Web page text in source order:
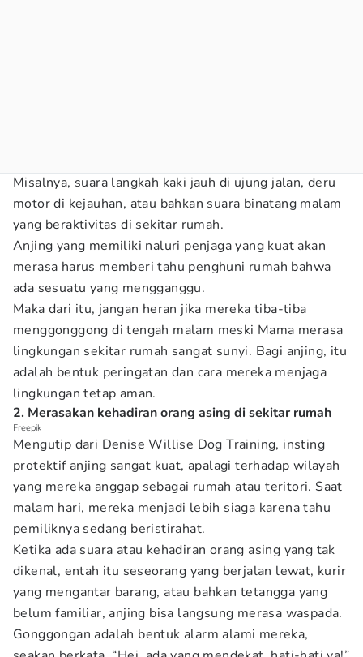
Misalnya, suara langkah kaki jauh di ujung jalan, deru
motor di kejauhan, atau bahkan suara binatang malam
yang beraktivitas di sekitar rumah.
Anjing yang memiliki naluri penjaga yang kuat akan
merasa harus memberi tahu penghuni rumah bahwa
ada sesuatu yang mengganggu.
Maka dari itu, jangan heran jika mereka tiba-tiba
menggonggong di tengah malam meski Mama merasa
lingkungan sekitar rumah sangat sunyi. Bagi anjing, itu
adalah bentuk peringatan dan cara mereka menjaga
lingkungan tetap aman.
2. Merasakan kehadiran orang asing di sekitar rumah
Freepik
Mengutip dari Denise Willise Dog Training, insting
protektif anjing sangat kuat, apalagi terhadap wilayah
yang mereka anggap sebagai rumah atau teritori. Saat
malam hari, mereka menjadi lebih siaga karena tahu
pemiliknya sedang beristirahat.
Ketika ada suara atau kehadiran orang asing yang tak
dikenal, entah itu seseorang yang berjalan lewat, kurir
yang mengantar barang, atau bahkan tetangga yang
belum familiar, anjing bisa langsung merasa waspada.
Gonggongan adalah bentuk alarm alami mereka,